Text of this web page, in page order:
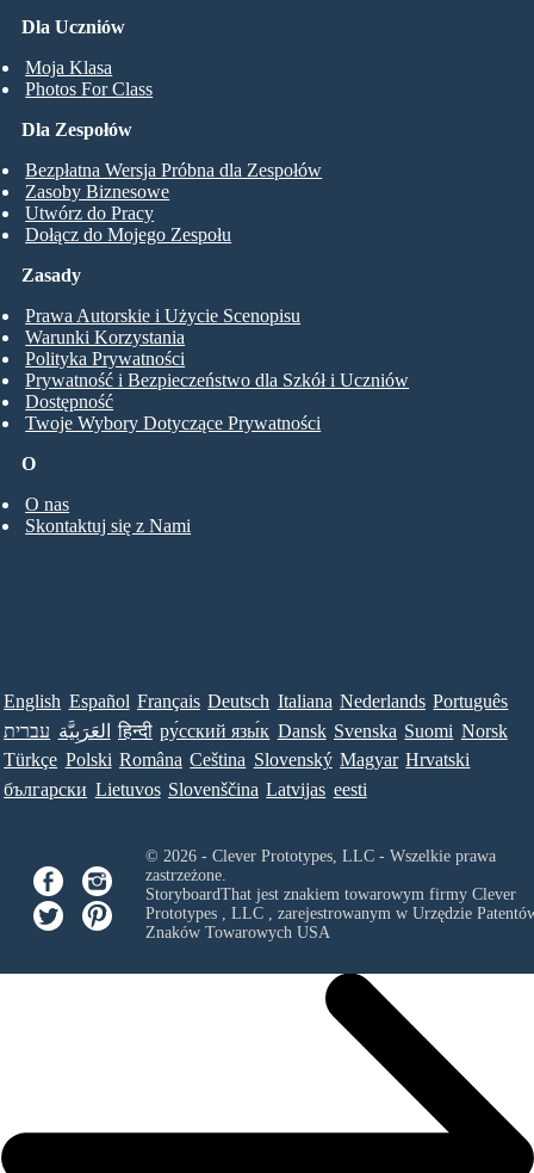
Dla Uczniów
Moja Klasa
Photos For Class
Dla Zespołów
Bezpłatna Wersja Próbna dla Zespołów
Zasoby Biznesowe
Utwórz do Pracy
Dołącz do Mojego Zespołu
O
O nas
Skontaktuj się z Nami
Zasady
Prawa Autorskie i Użycie Scenopisu
Warunki Korzystania
Polityka Prywatności
Prywatność i Bezpieczeństwo dla Szkół i Uczniów
Dostępność
Twoje Wybory Dotyczące Prywatności
English Español Français Deutsch Italiana Nederlands Português
עברית العَرَبِيَّة हिन्दी ру́сский язы́к Dansk Svenska Suomi Norsk
Türkçe Polski Româna Ceština Slovenský Magyar Hrvatski
български Lietuvos Slovenščina Latvijas eesti
© 2026 - Clever Prototypes, LLC - Wszelkie prawa
zastrzeżone.
StoryboardThat jest znakiem towarowym firmy Clever
Prototypes , LLC, zarejestrowanym w Urzędzie
Znaków Towarowych USA